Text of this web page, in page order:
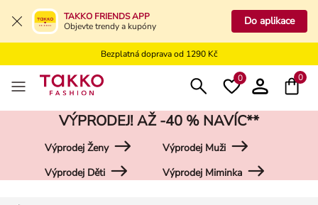
TAKKO FRIENDS APP
Objevte trendy a kupóny
Do aplikace
Bezplatné vrácení na kamennou prodejnu
Doprava zdarma do vaší pobočky od 499 Kč
Bezplatná doprava od 1290 Kč
Bezplatné vrácení na kamennou prodejnu0 0
VÝPRODEJ! AŽ -40 % NAVÍC**
Výprodej Ženy
Výprodej Muži
Výprodej Děti
Výprodej Miminka